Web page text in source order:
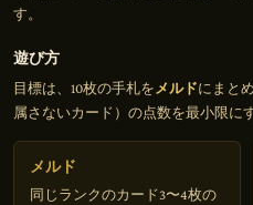
す。
遊び方
目標は、10枚の手札をメルドにまとめ
属さないカード）の点数を最小限に
メルド
同じランクのカード3〜4枚の